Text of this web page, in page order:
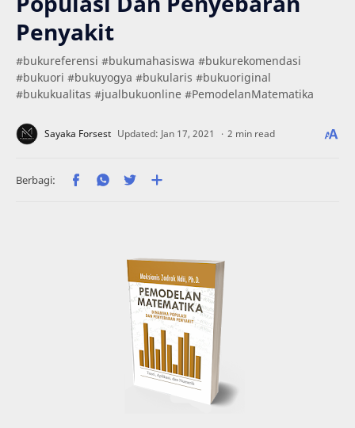
Penyakit
#bukureferensi #bukumahasiswa #bukurekomendasi
#bukuori #bukuyogya #bukularis #bukuoriginal
#bukukualitas #jualbukuonline #PemodelanMatematika
2 min read